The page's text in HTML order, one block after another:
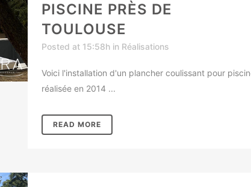
PISCINE PRÈS DE
TOULOUSE
Posted at 15:58hin Réalisations
Voici l'installation d'un plancher coulissant pour
réalisée en 2014 ...
READ MORE